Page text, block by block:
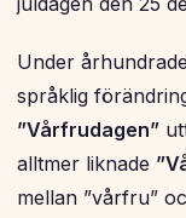
Under
språklig
”Vårfrudagen”
alltmer liknade
mellan ”vårfru”